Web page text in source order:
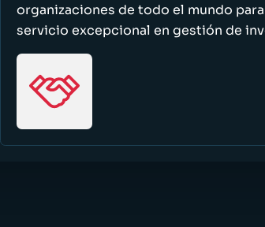
organizaciones de todo el mundo
servicio excepcional en gestión de